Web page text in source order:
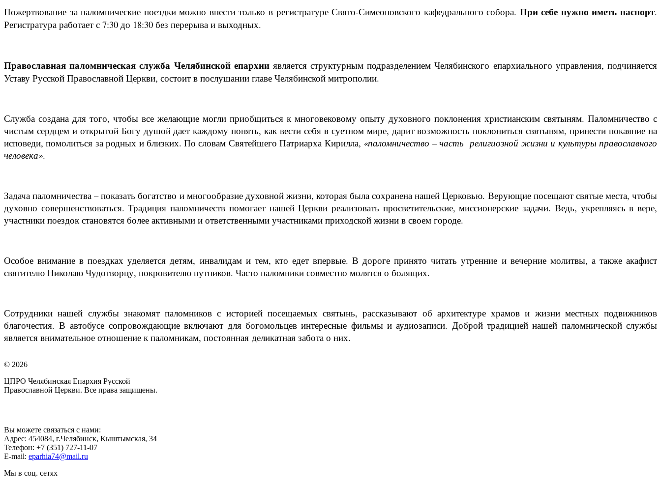
Пожертвование за паломнические поездки можно внести только в регистратуре Свято-Симеоновского кафедрального собора. При себе нужно иметь паспорт.
Регистратура работает с 7:30 до 18:30 без перерыва и выходных.
Православная паломническая служба Челябинской епархииявляется структурным подразделением Челябинского епархиального управления, подчиняется
Уставу Русской Православной Церкви, состоит в послушании главе Челябинской митрополии.
Служба создана для того, чтобы все желающие могли приобщиться к многовековому опыту духовного поклонения христианским святыням. Паломничество с
чистым сердцем и открытой Богу душой дает каждому понять, как вести себя в суетном мире, дарит возможность поклониться святыням, принести покаяние на
исповеди, помолиться за родных и близких. По словам Святейшего Патриарха Кирилла, «паломничество – часть религиозной жизни и культуры православного
человека».
Задача паломничества – показать богатство и многообразие духовной жизни, которая была сохранена нашей Церковью. Верующие посещают святые места, чтобы
духовно совершенствоваться. Традиция паломничеств помогает нашей Церкви реализовать просветительские, миссионерские задачи. Ведь, укрепляясь в вере,
участники поездок становятся более активными и ответственными участниками приходской жизни в своем городе.
Особое внимание в поездках уделяется детям, инвалидам и тем, кто едет впервые. В дороге принято читать утренние и вечерние молитвы, а также акафист
святителю Николаю Чудотворцу, покровителю путников. Часто паломники совместно молятся о болящих.
Сотрудники нашей службы знакомят паломников с историей посещаемых святынь, рассказывают об архитектуре храмов и жизни местных подвижников
благочестия. В автобусе сопровождающие включают для богомольцев интересные фильмы и аудиозаписи. Доброй традицией нашей паломнической службы
является внимательное отношение к паломникам, постоянная деликатная забота о них.
© 2026
ЦПРО Челябинская Епархия Русской
Православной Церкви. Все права защищены.
Вы можете связаться с нами:
Адрес: 454084, г.Челябинск, Кыштымская, 34
Телефон: +7 (351) 727-11-07
E-mail: eparhia74@mail.ru
Мы в соц. сетях